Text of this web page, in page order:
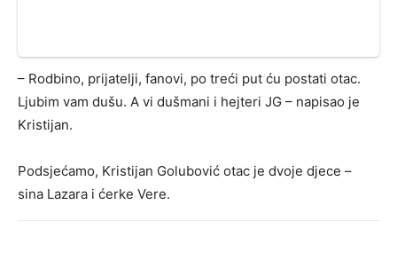
– Rodbino, prijatelji, fanovi, po treći put ću postati otac.
Ljubim vam dušu. A vi dušmani i hejteri JG – napisao je
Kristijan.
Podsjećamo, Kristijan Golubović otac je dvoje djece –
sina Lazara i ćerke Vere.